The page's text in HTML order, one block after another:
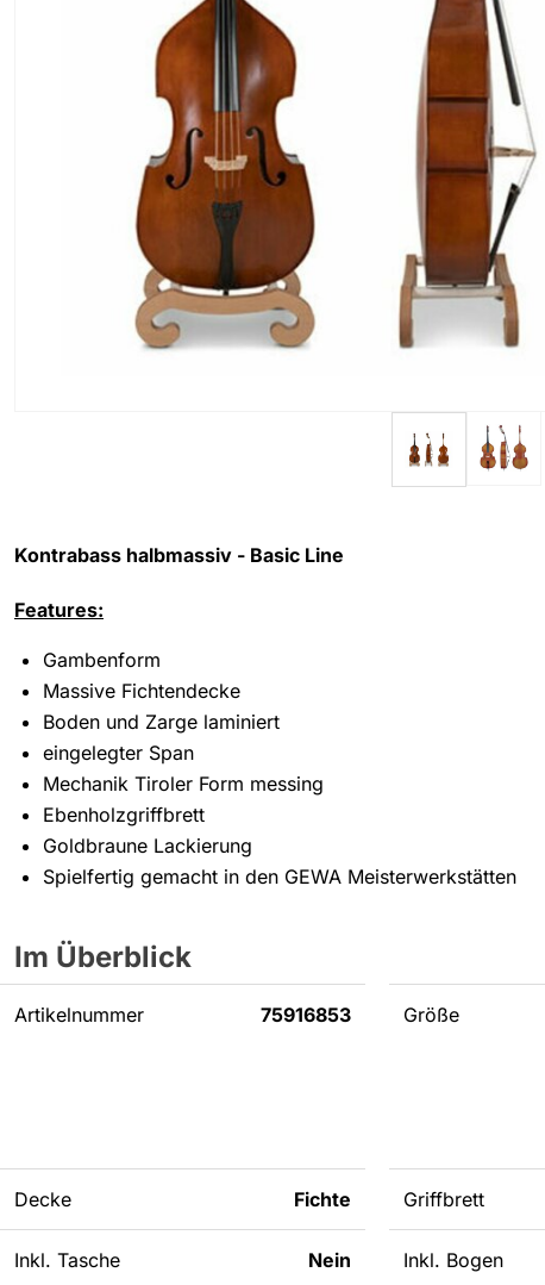
Kontrabass halbmassiv - Basic Line
Features:
Gambenform
Massive Fichtendecke
Boden und Zarge laminiert
eingelegter Span
Mechanik Tiroler Form messing
Ebenholzgriffbrett
Goldbraune Lackierung
Spielfertig gemacht in den GEWA Meisterwerkstätten
Im Überblick
Artikelnummer 75916853 Größe
Decke Fichte Griffbrett
Inkl. Tasche Nein Inkl. Bogen